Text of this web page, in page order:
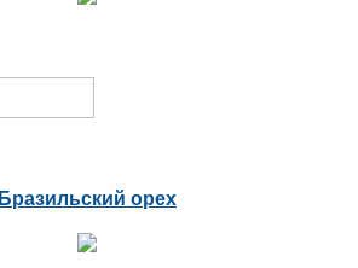
Бразильский орех